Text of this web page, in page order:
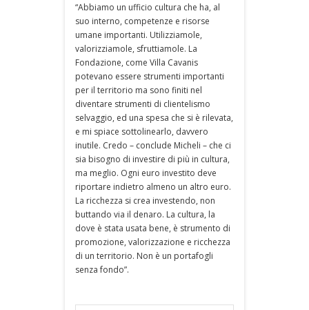
“Abbiamo un ufficio cultura che ha, al
suo interno, competenze e risorse
umane importanti. Utilizziamole,
valorizziamole, sfruttiamole. La
Fondazione, come Villa Cavanis
potevano essere strumenti importanti
per il territorio ma sono finiti nel
diventare strumenti di clientelismo
selvaggio, ed una spesa che si è rilevata,
e mi spiace sottolinearlo, davvero
inutile. Credo – conclude Micheli – che ci
sia bisogno di investire di più in cultura,
ma meglio. Ogni euro investito deve
riportare indietro almeno un altro euro.
La ricchezza si crea investendo, non
buttando via il denaro. La cultura, la
dove è stata usata bene, è strumento di
promozione, valorizzazione e ricchezza
di un territorio. Non è un portafogli
senza fondo”.